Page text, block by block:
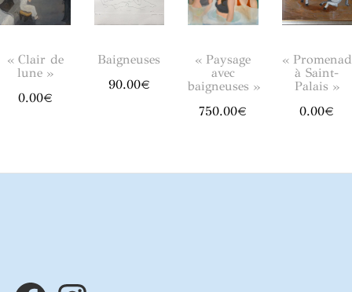
« Clair de
lune »
0.00€
Baigneuses
90.00€
« Paysage
avec
baigneuses »
750.00€
«
à Saint-
Palais »
0.00€
Facebook Instagram